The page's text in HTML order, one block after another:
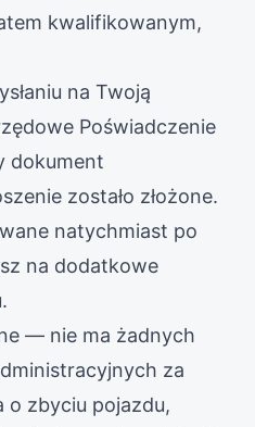
kwalifikowanym,
na Twoją
Poświadczenie
dokument
zostało złożone.
natychmiast po
na dodatkowe
— nie ma żadnych
za
o zbyciu pojazdu,